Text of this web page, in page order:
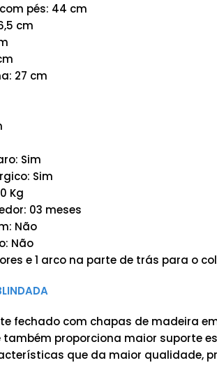
pés: 44 cm
cm
27 cm
Sim
Sim
Kg
03 meses
Não
Não
e 1 arco na parte de trás para o
fechado com chapas de madeira
também proporciona maior suporte
que da maior qualidade,